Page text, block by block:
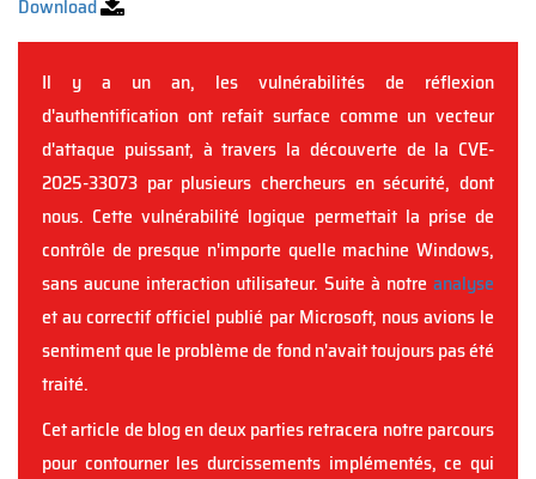
Download
Il y a un an, les vulnérabilités de réflexion
d'authentification ont refait surface comme un vecteur
d'attaque puissant, à travers la découverte de la CVE-
2025-33073 par plusieurs chercheurs en sécurité, dont
nous. Cette vulnérabilité logique permettait la prise de
contrôle de presque n'importe quelle machine Windows,
sans aucune interaction utilisateur. Suite à notre analyse
et au correctif officiel publié par Microsoft, nous avions le
sentiment que le problème de fond n'avait toujours pas été
traité.
Cet article de blog en deux parties retracera notre parcours
pour contourner les durcissements implémentés, ce qui